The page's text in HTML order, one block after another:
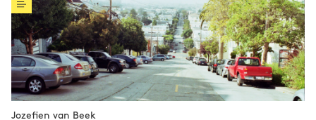
Jozefien van Beek